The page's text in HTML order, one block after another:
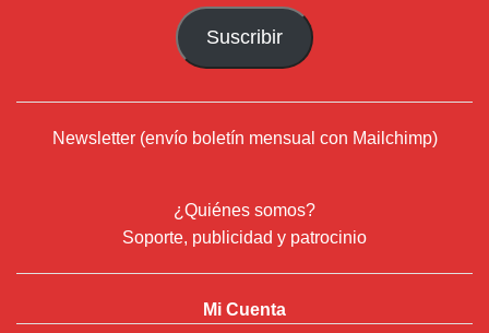
Suscribir
Newsletter (envío boletín mensual con Mailchimp)
¿Quiénes somos?
Soporte, publicidad y patrocinio
Mi Cuenta